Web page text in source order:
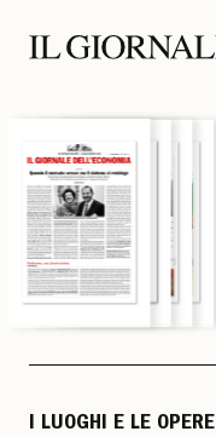
I LUOGHI E LE OPERE